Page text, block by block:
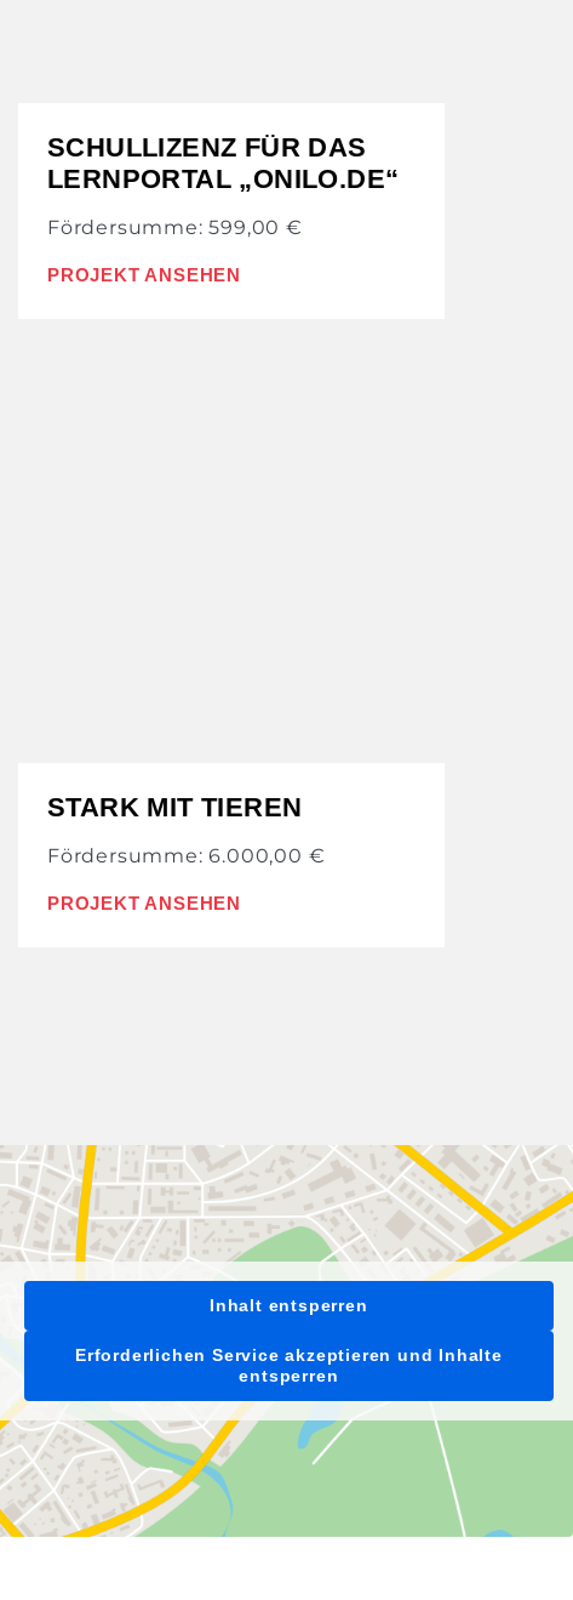
SCHULLIZENZ FÜR DAS
LERNPORTAL „ONILO.DE“
Fördersumme: 599,00 €
PROJEKT ANSEHEN
STARK MIT TIEREN
Fördersumme: 6.000,00 €
PROJEKT ANSEHEN
Inhalt entsperren
Erforderlichen Service akzeptieren und Inhalte
entsperren